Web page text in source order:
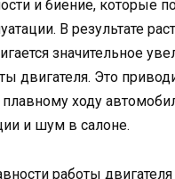
и биение, которые
В результате
значительное
двигателя. Это
ходу
и шум в салоне.
работы